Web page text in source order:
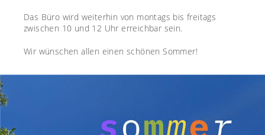
Das Büro wird weiterhin von montags bis freitags
zwischen 10 und 12 Uhr erreichbar sein.
Wir wünschen allen einen schönen Sommer!